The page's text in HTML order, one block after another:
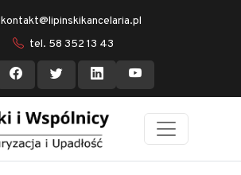
kontakt@lipinskikancelaria.pl
tel. 58 352 13 43